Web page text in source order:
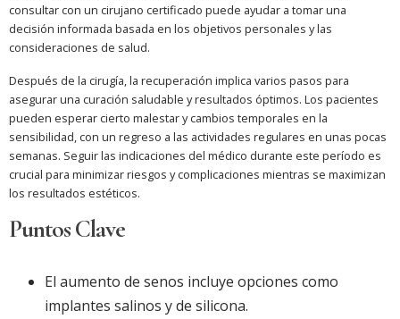
consultar con un cirujano certificado puede ayudar a tomar una
decisión informada basada en los objetivos personales y las
consideraciones de salud.
Después de la cirugía, la recuperación implica varios pasos para
asegurar una curación saludable y resultados óptimos. Los pacientes
pueden esperar cierto malestar y cambios temporales en la
sensibilidad, con un regreso a las actividades regulares en unas pocas
semanas. Seguir las indicaciones del médico durante este período es
crucial para minimizar riesgos y complicaciones mientras se maximizan
los resultados estéticos.
Puntos Clave
El aumento de senos incluye opciones como
implantes salinos y de silicona.